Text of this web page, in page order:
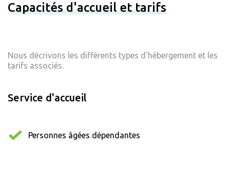
Capacités d'accueil et tarifs
Nous décrivons les différents types d'hébergement et les
tarifs associés.
Service d'accueil
Personnes âgées dépendantes